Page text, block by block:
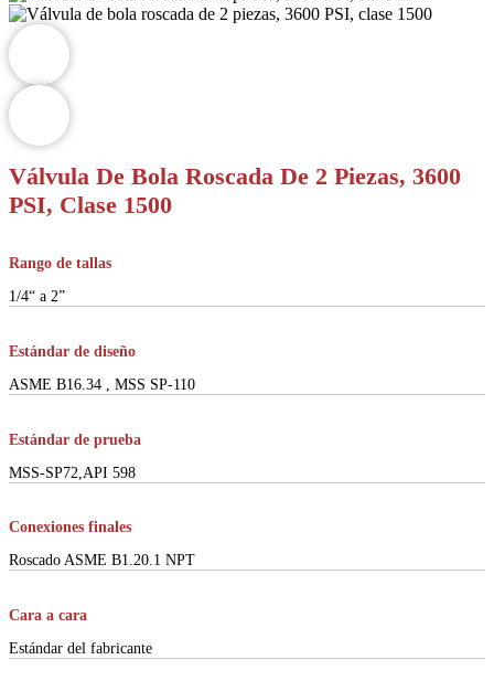
Válvula De Bola Roscada De 2 Piezas, 3600
PSI, Clase 1500
Rango de tallas
1/4“ a 2”
Estándar de diseño
ASME B16.34 , MSS SP-110
Estándar de prueba
MSS-SP72,API 598
Conexiones finales
Roscado ASME B1.20.1 NPT
Cara a cara
Estándar del fabricante